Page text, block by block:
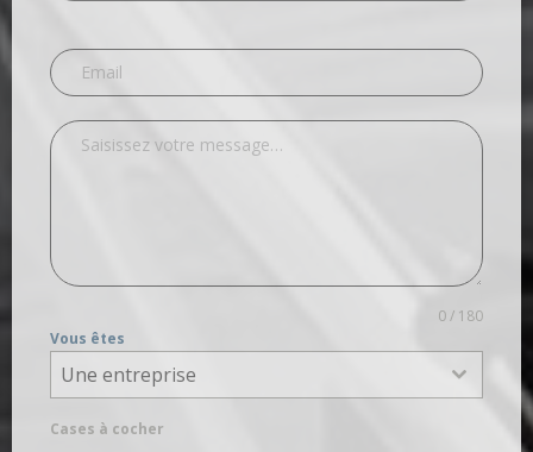
0 / 180
Vous êtes
Une entreprise
Cases à cocher